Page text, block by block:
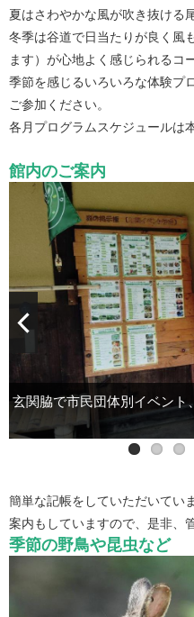
夏はさわやかな風が吹き抜ける
冬季は谷道で日当たりが良く風
ます）が心地よく感じられるコ
季節を感じるいろいろな体験プ
ご参加ください。
各月プログラムスケジュールは
館内のご案内
玄関脇で市民団体別イベン
受付に地図や各種イベン
オリジナル染色手ぬぐい／
ど
季節の絵
木炭、スウ
工作室（自由工作、図書、
多目的室（貸し切
簡単な記帳をしていただいてい
案内もしていますので、是非、
季節の野鳥や昆虫など